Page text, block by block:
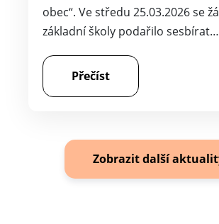
obec“. Ve středu 25.03.2026 se
základní školy podařilo sesbírat…
Přečíst
Zobrazit další